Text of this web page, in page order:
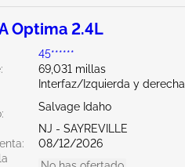
Optima 2.4L
45******
69,031 millas
Interfaz/Izquierda y derecha
Salvage Idaho
NJ - SAYREVILLE
08/12/2026